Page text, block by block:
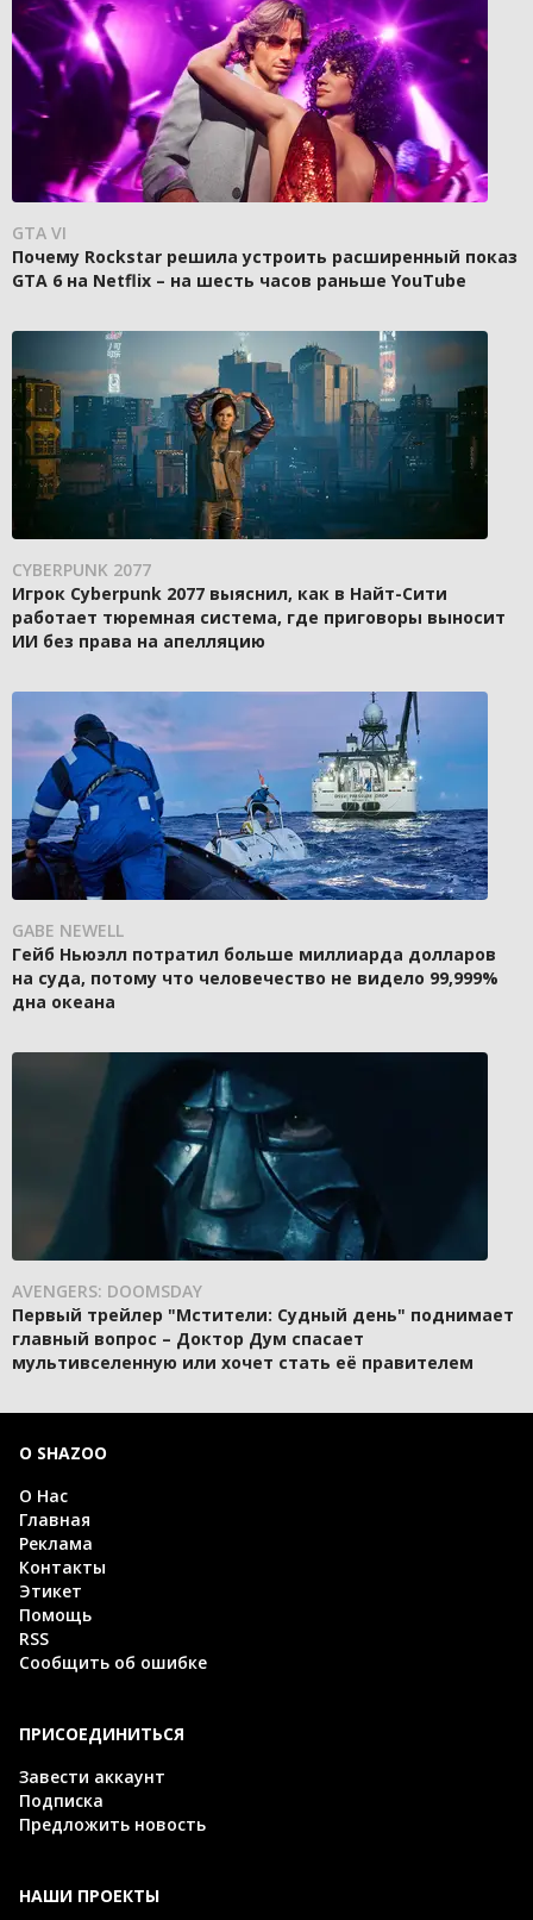
GTA VI
Почему Rockstar решила устроить расширенный показ
GTA 6 на Netflix – на шесть часов раньше YouTube
CYBERPUNK 2077
Игрок Cyberpunk 2077 выяснил, как в Найт-Сити
работает тюремная система, где приговоры выносит
ИИ без права на апелляцию
GABE NEWELL
Гейб Ньюэлл потратил больше миллиарда долларов
на суда, потому что человечество не видело 99,999%
дна океана
AVENGERS: DOOMSDAY
Первый трейлер "Мстители: Судный день" поднимает
главный вопрос – Доктор Дум спасает
мультивселенную или хочет стать её правителем
О SHAZOO
О Нас
Главная
Реклама
Контакты
Этикет
Помощь
RSS
Сообщить об ошибке
ПРИСОЕДИНИТЬСЯ
Завести аккаунт
Подписка
Предложить новость
НАШИ ПРОЕКТЫ